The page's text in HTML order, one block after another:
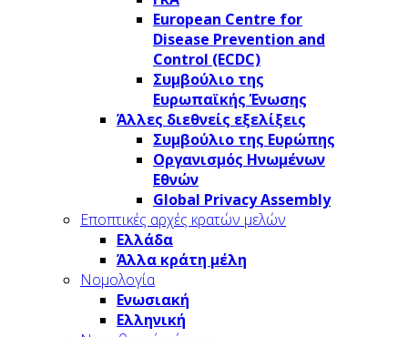
European Centre for
Disease Prevention and
Control (ECDC)
Συμβούλιο της
Ευρωπαϊκής Ένωσης
Άλλες διεθνείς εξελίξεις
Συμβούλιο της Ευρώπης
Οργανισμός Ηνωμένων
Εθνών
Global Privacy Assembly
Εποπτικές αρχές κρατών μελών
Ελλάδα
Άλλα κράτη μέλη
Νομολογία
Ενωσιακή
Ελληνική